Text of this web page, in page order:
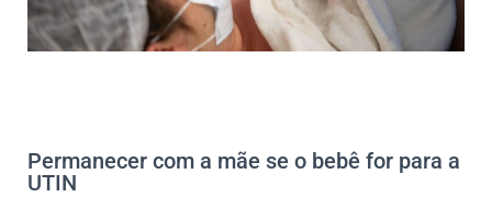
Permanecer com a mãe se o bebê for para a
UTIN